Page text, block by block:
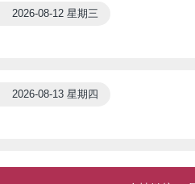
2026-08-12 星期三
2026-08-13 星期四